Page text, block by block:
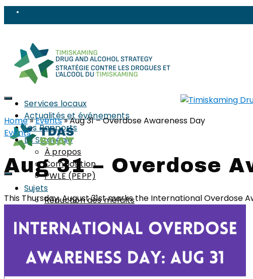
Services locaux
Actualités et événements
Les Rapports
La Stratégie
À propos
Composition
PWLE (PEPP)
Sujets
Réduction des méfaits
Stigma
Home»Events»Aug 31 – Overdose Awareness Day
Events
Aug 31 – Overdose
This Thursday, August 31st marks the International Overdose